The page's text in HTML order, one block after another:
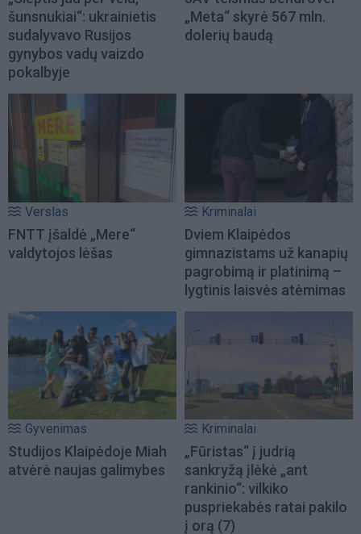
šunsnukiai“: ukrainietis
sudalyvavo Rusijos
gynybos vadų vaizdo
pokalbyje
„Meta“ skyrė 567 mln.
dolerių baudą
Verslas
FNTT įšaldė „Mere“
valdytojos lėšas
Kriminalai
Dviem Klaipėdos
gimnazistams už kanapių
pagrobimą ir platinimą –
lygtinis laisvės atėmimas
Gyvenimas
Studijos Klaipėdoje Miah
atvėrė naujas galimybes
Kriminalai
„Fūristas“ į judrią
sankryžą įlėkė „ant
rankinio“: vilkiko
puspriekabės ratai pakilo
į orą (7)